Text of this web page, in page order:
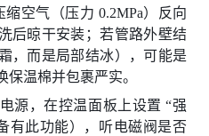
空气（压力 0.2MPa）反向
后晾干安装；若管路外壁结
，而是局部结冰），可能是
温棉并包裹严实。
源，在控温面板上设置 “强
有此功能），听电磁阀是否